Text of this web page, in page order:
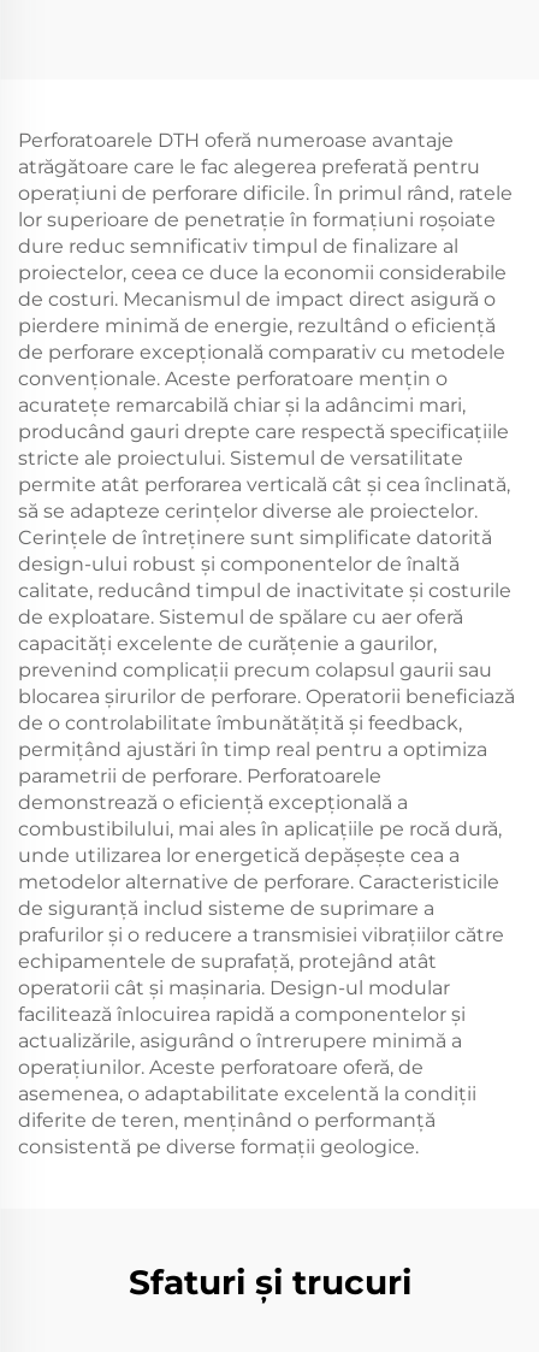
Perforatoarele DTH oferă numeroase avantaje
atrăgătoare care le fac alegerea preferată pentru
operațiuni de perforare dificile. În primul rând, ratele
lor superioare de penetrație în formațiuni roșoiate
dure reduc semnificativ timpul de finalizare al
proiectelor, ceea ce duce la economii considerabile
de costuri. Mecanismul de impact direct asigură o
pierdere minimă de energie, rezultând o eficiență
de perforare excepțională comparativ cu metodele
convenționale. Aceste perforatoare mențin o
acuratețe remarcabilă chiar și la adâncimi mari,
producând gauri drepte care respectă specificațiile
stricte ale proiectului. Sistemul de versatilitate
permite atât perforarea verticală cât și cea înclinată,
să se adapteze cerințelor diverse ale proiectelor.
Cerințele de întreținere sunt simplificate datorită
design-ului robust și componentelor de înaltă
calitate, reducând timpul de inactivitate și costurile
de exploatare. Sistemul de spălare cu aer oferă
capacități excelente de curățenie a gaurilor,
prevenind complicații precum colapsul gaurii sau
blocarea șirurilor de perforare. Operatorii beneficiază
de o controlabilitate îmbunătățită și feedback,
permițând ajustări în timp real pentru a optimiza
parametrii de perforare. Perforatoarele
demonstrează o eficiență excepțională a
combustibilului, mai ales în aplicațiile pe rocă dură,
unde utilizarea lor energetică depășește cea a
metodelor alternative de perforare. Caracteristicile
de siguranță includ sisteme de suprimare a
prafurilor și o reducere a transmisiei vibrațiilor către
echipamentele de suprafață, protejând atât
operatorii cât și mașinaria. Design-ul modular
facilitează înlocuirea rapidă a componentelor și
actualizările, asigurând o întrerupere minimă a
operațiunilor. Aceste perforatoare oferă, de
asemenea, o adaptabilitate excelentă la condiții
diferite de teren, menținând o performanță
consistentă pe diverse formații geologice.
Sfaturi și trucuri